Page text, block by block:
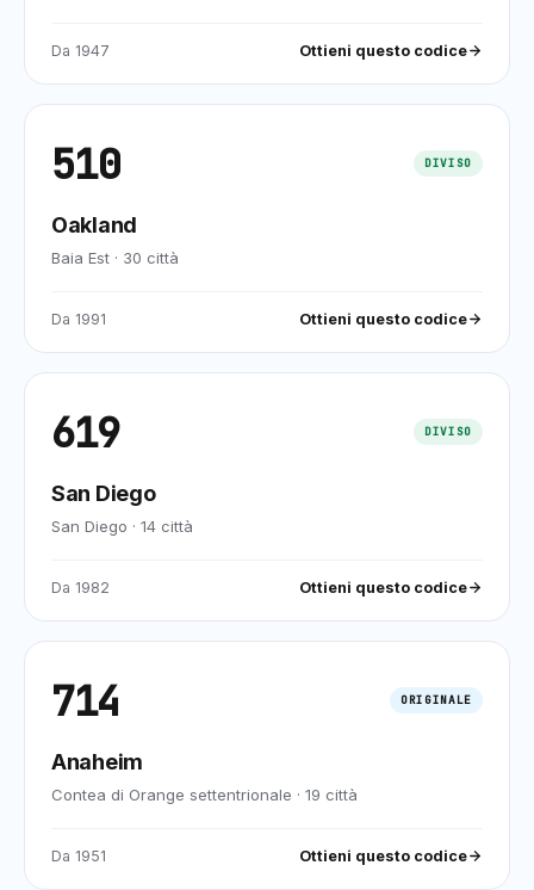
Da 1947 Ottieni questo codice
510 DIVISO
Oakland
Baia Est · 30 città
Da 1991 Ottieni questo codice
619 DIVISO
San Diego
San Diego · 14 città
Da 1982 Ottieni questo codice
714 ORIGINALE
Anaheim
Contea di Orange settentrionale · 19 città
Da 1951 Ottieni questo codice